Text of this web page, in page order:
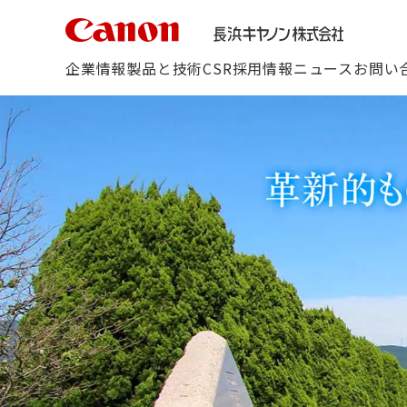
本
文
へ
移
動
し
ま
す
企業情報製品と技術CSR採用情報ニュースお問い